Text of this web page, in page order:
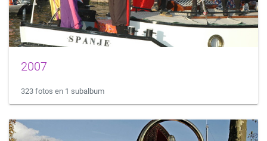
2007
323 fotos en 1 subalbum